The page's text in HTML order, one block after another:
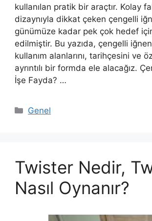
kullanılan pratik bir araçtır. Kolay
dizaynıyla dikkat çeken çengelli
günümüze kadar pek çok hedef
edilmiştir. Bu yazıda, çengelli
kullanım alanlarını, tarihçesini ve
ayrıntılı bir formda ele alacağız.
İşe Fayda? …
Kategoriler
Genel
Twister Nedir,
Nasıl Oynanır?